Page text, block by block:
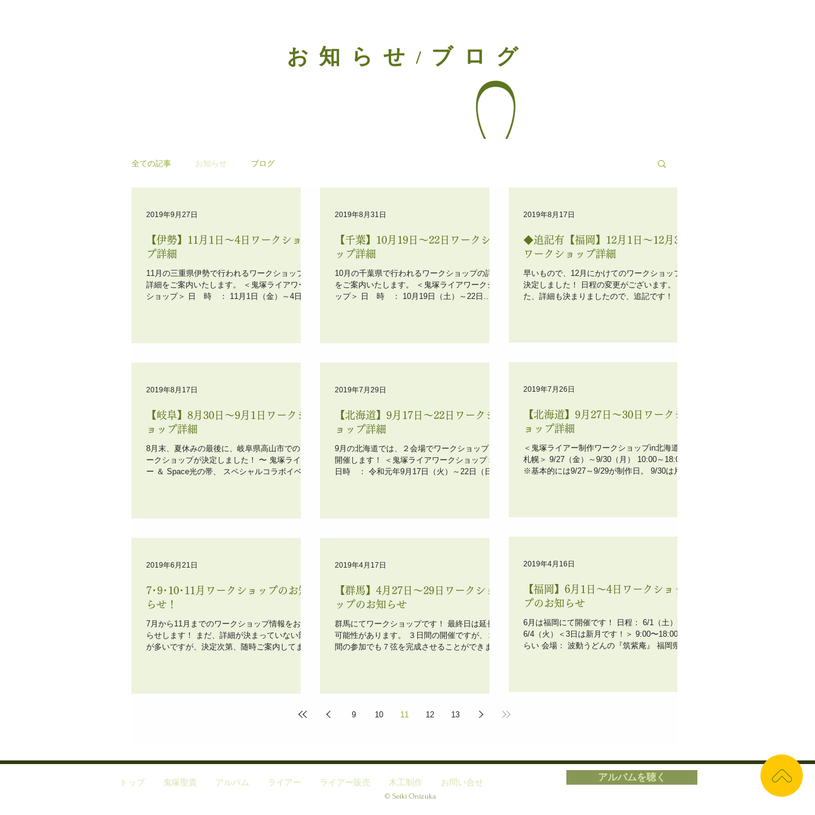
お知らせ/ ブログ
全ての記事 お知らせ ブログ
【伊勢】11月1日〜4日ワークショッ
プ詳細
11月の三重県伊勢で行われるワークショップの
詳細をご案内いたします。 ＜鬼塚ライアワーク
ショップ＞ 日 時 ： 11月1日（金）～4日
2019年9月27日
【千葉】10月19日〜22日ワークショ
ップ詳細
10月の千葉県で行われるワークショップの詳細
をご案内いたします。 ＜鬼塚ライアワークショ
ップ＞ 日 時 ： 10月19日（土）～22日
2019年8月31日
◆追記有【福岡】12月1日〜12月3日
ワークショップ詳細
早いもので、12月にかけてのワークショップも
決定しました！ 日程の変更がございます。 ま
た、詳細も決まりましたので、追記です！ ＜鬼
2019年8月17日
【岐阜】8月30日〜9月1日ワークシ
ョップ詳細
8月末、夏休みの最後に、岐阜県高山市でのワ
ークショップが決定しました！ 〜 鬼塚ライア
ー ＆ Space光の帯、 スペシャルコラボイベン
2019年8月17日
【北海道】9月17日〜22日ワークシ
ョップ詳細
9月の北海道では、２会場でワークショップを
開催します！ ＜鬼塚ライアワークショップ＞
日時 ： 令和元年9月17日（火）～22日（日）
2019年7月29日
【北海道】9月27日〜30日ワークシ
ョップ詳細
＜鬼塚ライアー制作ワークショップin北海道 @
札幌＞ 9/27（金）～9/30（月） 10:00～18:00
※基本的には9/27～9/29が制作日。 9/30は片付
2019年7月26日
7･9･10･11月ワークショップのお知
らせ！
7月から11月までのワークショップ情報をお知
らせします！ まだ、詳細が決まっていない部分
が多いですが、決定次第、随時ご案内してまい
2019年6月21日
【群馬】4月27日〜29日ワークショ
ップのお知らせ
群馬にてワークショップです！ 最終日は延長の
可能性があります。 ３日間の開催ですが、２日
間の参加でも７弦を完成させることができま
2019年4月17日
【福岡】6月1日〜4日ワークショッ
プのお知らせ
6月は福岡にて開催です！ 日程： 6/1（土）〜
6/4（火）＜3日は新月です！＞ 9:00〜18:00く
らい 会場： 波動うどんの『筑紫庵』 福岡県筑
2019年4月16日
9 10 11 12 13
トップ 鬼塚聖貴 アルバム ライアー ライアー販売 木工制作 お問い合せ
© Seiki Onizuka
アルバムを聴く